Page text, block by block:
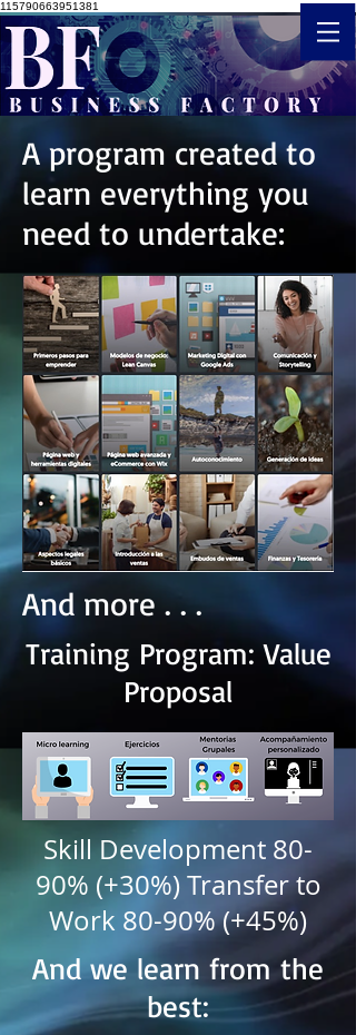
115790663951381
A program created to
learn everything you
need to undertake:
And more . . .
Training Program: Value
Proposal
Skill Development 80-
90% (+30%) Transfer to
Work 80-90% (+45%)
And we learn from the
best: